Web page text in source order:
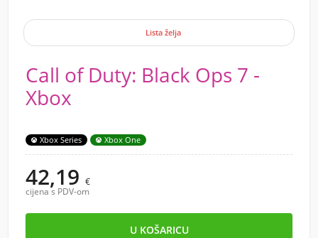
Lista želja
Call of Duty: Black Ops 7 -
Xbox
Xbox Series Xbox One
42,19 €
cijena s PDV-om